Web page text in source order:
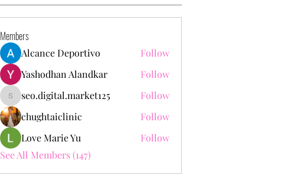
Members
Alcance Deportivo
Follow
Yashodhan Alandkar
Follow
seo.digital.market125
seo.digital.market125
Follow
chughtaiclinic
Follow
Love Marie Yu
Follow
See All Members (147)